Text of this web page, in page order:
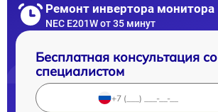
Ремонт инвертора монитора
NEC E201W от 35 минут
Бесплатная консультация со
специалистом